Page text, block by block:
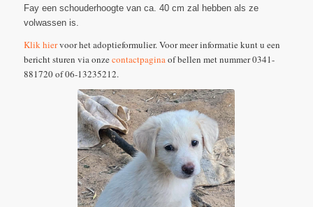
Fay een schouderhoogte van ca. 40 cm zal hebben als ze
volwassen is.
Klik hiervoor het adoptieformulier. Voor meer informatie kunt u een
bericht sturen via onzecontactpaginaof bellen met nummer 0341-
881720 of 06-13235212.